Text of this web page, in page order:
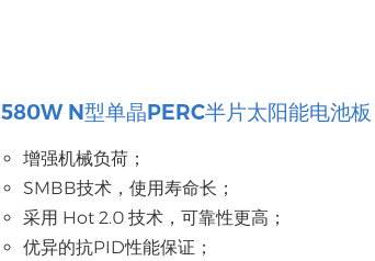
580W N型单晶PERC半片太阳能电池板
增强机械负荷；
SMBB技术，使用寿命长；
采用 Hot 2.0 技术，可靠性更高；
优异的抗PID性能保证；